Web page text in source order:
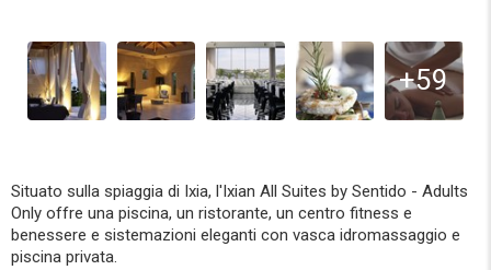
+59
Situato sulla spiaggia di Ixia, l'Ixian All Suites by Sentido - Adults
Only offre una piscina, un ristorante, un centro fitness e
benessere e sistemazioni eleganti con vasca idromassaggio e
piscina privata.